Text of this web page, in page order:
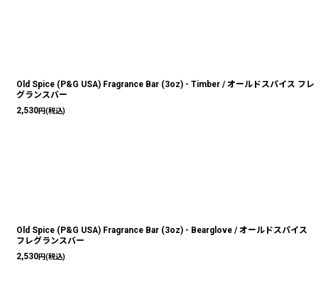
Old Spice (P&G USA) Fragrance Bar (3oz) - Timber / オールドスパイス フレ
グランスバー
2,530円(税込)
Old Spice (P&G USA) Fragrance Bar (3oz) - Bearglove / オールドスパイス
フレグランスバー
2,530円(税込)